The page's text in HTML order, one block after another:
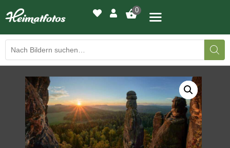
0
BILDERGALERIE
DRUCKQUALITÄTEN
LED-LEUCHTBILDER